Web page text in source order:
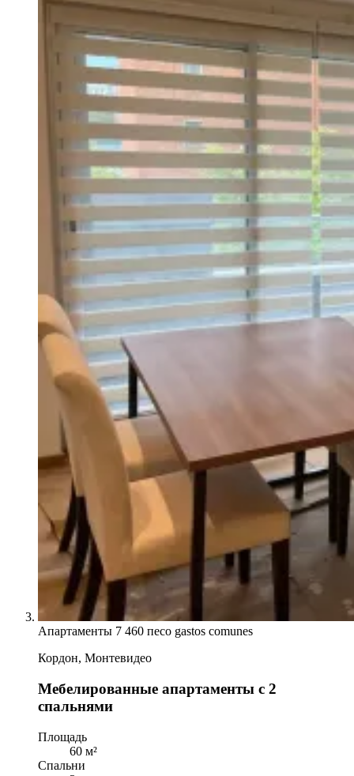
Апартаменты 7 460 песо gastos comunes
Кордон, Монтевидео
Мебелированные апартаменты с 2
спальнями
Площадь
60 м²
Спальни